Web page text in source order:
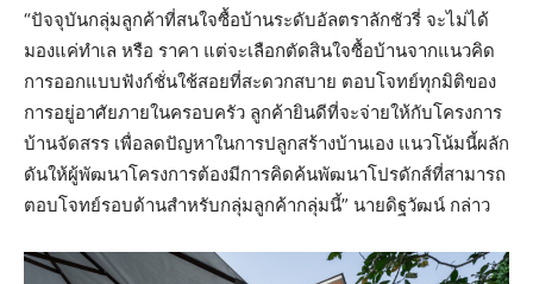
“ปัจจุบันกลุ่มลูกค้าที่สนใจซื้อบ้านระดับอัลตราลักชัวรี่ จะไม่ได้
มองแค่ทำเล หรือ ราคา แต่จะเลือกตัดสินใจซื้อบ้านจากแนวคิด
การออกแบบฟังก์ชั่นใช้สอยที่สะดวกสบาย ตอบโจทย์ทุกมิติของ
การอยู่อาศัยภายในครอบครัว ลูกค้ายินดีที่จะจ่ายให้กับโครงการ
บ้านจัดสรร เพื่อลดปัญหาในการปลูกสร้างบ้านเอง แนวโน้มนี้ผลัก
ดันให้ผู้พัฒนาโครงการต้องมีการคิดค้นพัฒนาโปรดักส์ที่สามารถ
ตอบโจทย์รอบด้านสำหรับกลุ่มลูกค้ากลุ่มนี้” นายดิฐวัฒน์ กล่าว